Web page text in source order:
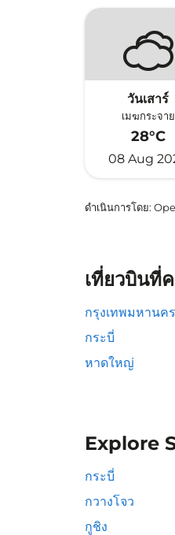
วันเสาร์
เมฆกระจาย
28°C
08 Aug
ดำเนินการโดย:
เที่ยวบินที่
กรุงเทพมหานคร
กระบี่
หาดใหญ่
Explore
กระบี่
กวางโจว
กูชิง